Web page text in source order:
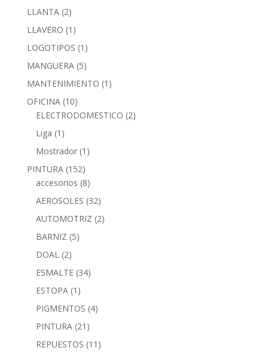
LLANTA (2)
LLAVERO (1)
LOGOTIPOS (1)
MANGUERA (5)
MANTENIMIENTO (1)
OFICINA (10)
ELECTRODOMESTICO (2)
Liga (1)
Mostrador (1)
PINTURA (152)
accesorios (8)
AEROSOLES (32)
AUTOMOTRIZ (2)
BARNIZ (5)
DOAL (2)
ESMALTE (34)
ESTOPA (1)
PIGMENTOS (4)
PINTURA (21)
REPUESTOS (11)